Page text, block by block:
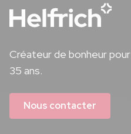
Créateur de bonheur
35 ans.
Nous contacter